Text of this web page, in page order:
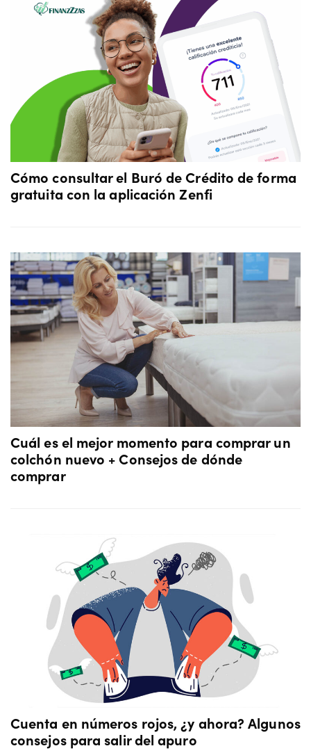
Cómo consultar el Buró de Crédito de forma
gratuita con la aplicación Zenfi
Cuál es el mejor momento para comprar un
colchón nuevo + Consejos de dónde
comprar
Cuenta en números rojos, ¿y ahora? Algunos
consejos para salir del apuro